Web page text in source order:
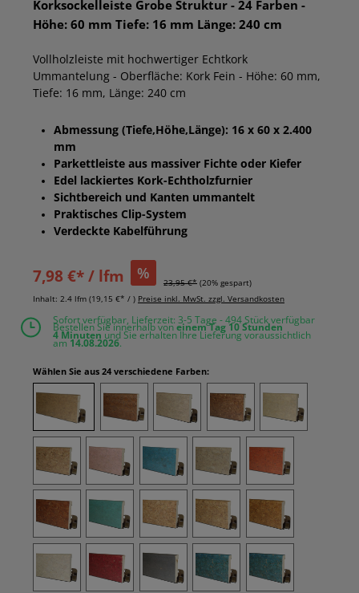
Korksockelleiste Grobe Struktur - 24 Farben -
Höhe: 60 mm Tiefe: 16 mm Länge: 240 cm
Vollholzleiste mit hochwertiger Echtkork
Ummantelung - Oberfläche: Kork Fein - Höhe: 60 mm,
Tiefe: 16 mm, Länge: 240 cm
Abmessung (Tiefe,Höhe,Länge): 16 x 60 x 2.400
mm
Parkettleiste aus massiver Fichte oder Kiefer
Edel lackiertes Kork-Echtholzfurnier
Sichtbereich und Kanten ummantelt
Praktisches Clip-System
Verdeckte Kabelführung
7,98 €* / lfm %
23,95 €* (20% gespart)
Inhalt: 2.4 lfm (19,15 €* / ) Preise inkl. MwSt. zzgl. Versandkosten
Sofort verfügbar, Lieferzeit: 3-5 Tage - 494 Stück verfügbar
Bestellen Sie innerhalb voneinem Tag10 Stunden
4 Minuten und Sie erhalten Ihre Lieferung voraussichtlich
am14.08.2026.
Wählen Sie aus 24 verschiedene Farben:auswählen
Braun Braunrot Creme Dunkelbraun Elfenbein
Hellgrau Hellrosa Himmelblau Kieselgrau Korallenrot
MahagonibraunMinttürkis Natur Opal Orange
Perlweiß Purpurrot Schiefergrau Signalblau Violettblau